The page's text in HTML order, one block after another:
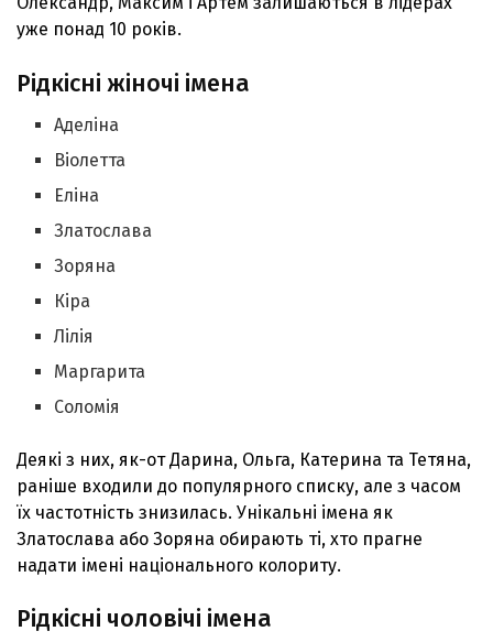
уже понад 10 років.
Рідкісні жіночі імена
Аделіна
Віолетта
Еліна
Златослава
Зоряна
Кіра
Лілія
Маргарита
Соломія
Деякі з них, як-от Дарина, Ольга, Катерина та Тетяна,
раніше входили до популярного списку, але з часом
їх частотність знизилась. Унікальні імена як
Златослава або Зоряна обирають ті, хто прагне
надати імені національного колориту.
Рідкісні чоловічі імена